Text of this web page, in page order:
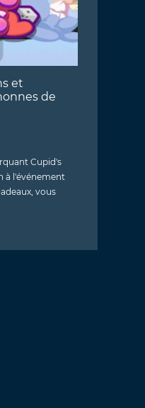
et
de
Cupid's
à l'événement
vous